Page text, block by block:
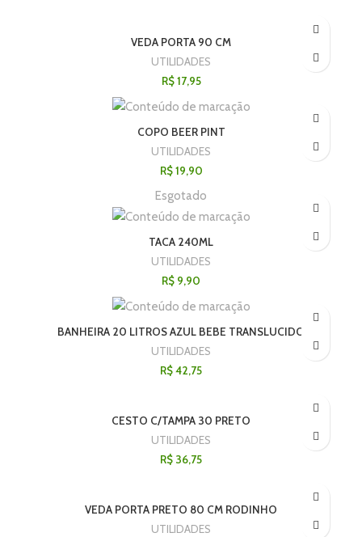
VEDA PORTA 90 CM
UTILIDADES
R$17,95
COPO BEER PINT
UTILIDADES
R$19,90
Esgotado
TACA 240ML
UTILIDADES
R$ 9,90
BANHEIRA 20 LITROS AZUL BEBE TRANSLUCIDO
UTILIDADES
R$42,75
CESTO C/TAMPA 30 PRETO
UTILIDADES
R$ 36,75
VEDA PORTA PRETO 80 CM RODINHO
UTILIDADES